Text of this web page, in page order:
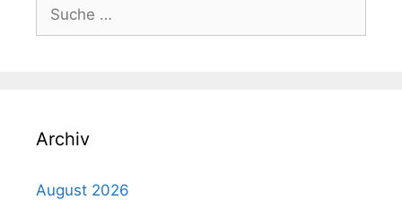
nach:
Archiv
August 2026